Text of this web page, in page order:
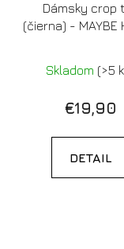
Dámsky crop
(čierna) - MAYBE
Skladom (>5
€19,90
DETAIL